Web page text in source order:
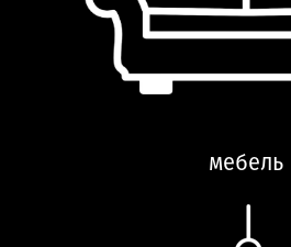
мебель